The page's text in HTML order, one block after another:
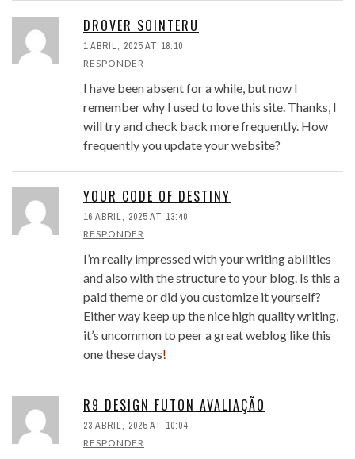
DROVER SOINTERU
1 ABRIL, 2025 AT 18:10
RESPONDER
I have been absent for a while, but now I
remember why I used to love this site. Thanks, I
will try and check back more frequently. How
frequently you update your website?
YOUR CODE OF DESTINY
16 ABRIL, 2025 AT 13:40
RESPONDER
I’m really impressed with your writing abilities
and also with the structure to your blog. Is this a
paid theme or did you customize it yourself?
Either way keep up the nice high quality writing,
it’s uncommon to peer a great weblog like this
one these days!
R9 DESIGN FUTON AVALIAÇÃO
23 ABRIL, 2025 AT 10:04
RESPONDER